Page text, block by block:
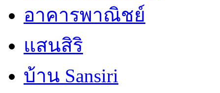
อาคารพาณิชย์
แสนสิริ
บ้าน Sansiri